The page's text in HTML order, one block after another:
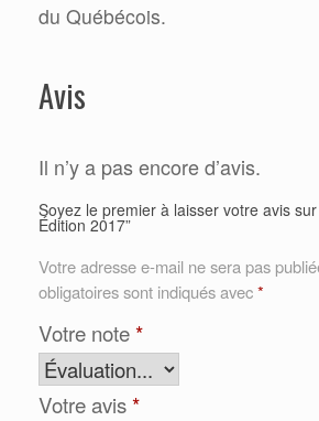
du Québécois.
Avis
Il n’y a pas encore d’avis.
Soyez le premier à laisser votre avis
Édition 2017”
Votre adresse e-mail ne sera pas
obligatoires sont indiqués avec*
Votre note*
Votre avis*